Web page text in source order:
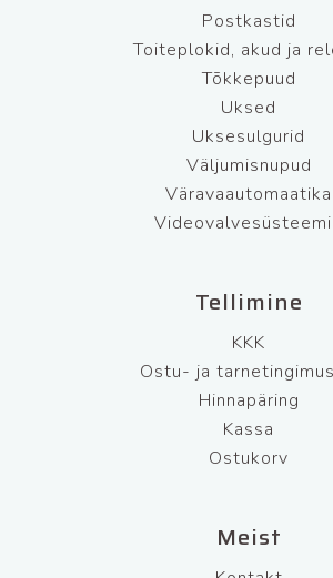
Postkastid
Toiteplokid, akud ja
Tõkkepuud
Uksed
Uksesulgurid
Väljumisnupud
Väravaautomaatika
Tellimine
KKK
Ostu- ja
Hinnapäring
Kassa
Ostukorv
Meist